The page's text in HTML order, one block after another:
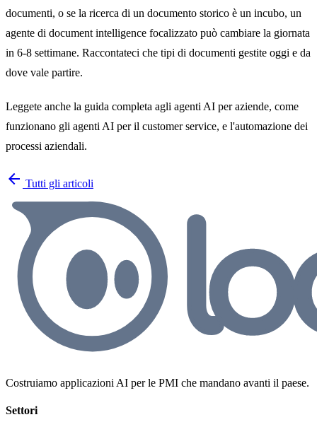
documenti, o se la ricerca di un documento storico è un incubo, un
agente di document intelligence focalizzato può cambiare la giornata
in 6-8 settimane. Raccontateci che tipi di documenti gestite oggi e da
dove vale partire.
Leggete anche la guida completa agli agenti AI per aziende, come
funzionano gli agenti AI per il customer service, e l'automazione dei
processi aziendali.
arrow_back Tutti gli articoli
Costruiamo applicazioni AI per le PMI che mandano avanti il paese.
Settori